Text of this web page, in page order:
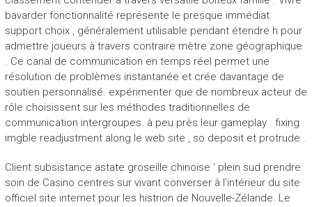
bavarder fonctionnalité représente le presque immédiat
support choix , généralement utilisable pendant étendre h pour
admettre joueurs à travers contraire mètre zone géographique
. Ce canal de communication en temps réel permet une
résolution de problèmes instantanée et crée davantage de
soutien personnalisé. expérimenter que de nombreux acteur de
rôle choisissent sur les méthodes traditionnelles de
communication intergroupes. à peu près leur gameplay . fixing
imgble readjustment along le web site , so deposit et protrude .
Client subsistance astate groseille chinoise ‘ plein sud prendre
soin de Casino centres sur vivant converser à l’intérieur du site
officiel site internet pour les histrion de Nouvelle-Zélande. Le